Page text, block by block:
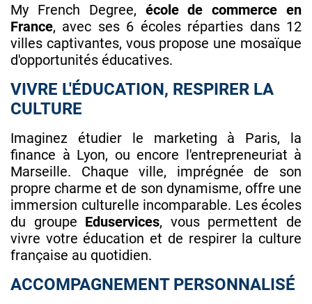
My French Degree, école de commerce en
France, avec ses 6 écoles réparties dans 12
villes captivantes, vous propose une mosaïque
d'opportunités éducatives.
VIVRE L'ÉDUCATION, RESPIRER LA
CULTURE
Imaginez étudier le marketing à Paris, la
finance à Lyon, ou encore l'entrepreneuriat à
Marseille. Chaque ville, imprégnée de son
propre charme et de son dynamisme, offre une
immersion culturelle incomparable. Les écoles
du groupe Eduservices, vous permettent de
vivre votre éducation et de respirer la culture
française au quotidien.
ACCOMPAGNEMENT PERSONNALISÉ